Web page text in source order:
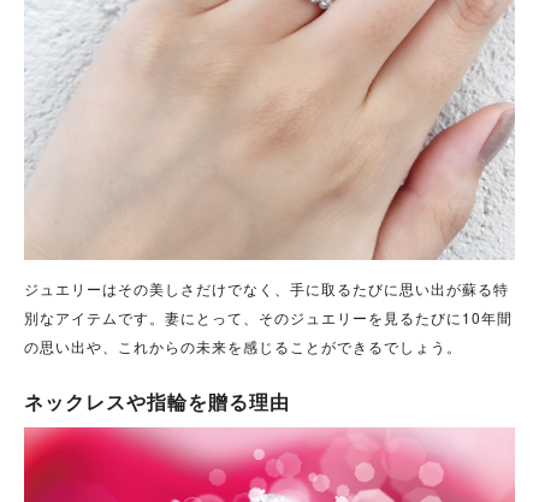
ジュエリーはその美しさだけでなく、手に取るたびに思い出が蘇る特
別なアイテムです。妻にとって、そのジュエリーを見るたびに10年間
の思い出や、これからの未来を感じることができるでしょう。
ネックレスや指輪を贈る理由